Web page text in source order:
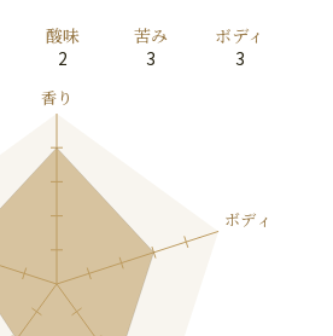
酸味
2
苦み
3
ボディ
3